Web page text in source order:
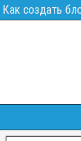
Как создать